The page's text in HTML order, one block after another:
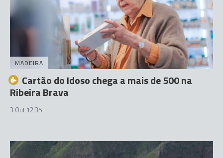
MADEIRA
Cartão do Idoso chega a mais de 500 na
Ribeira Brava
3 Out 12:35